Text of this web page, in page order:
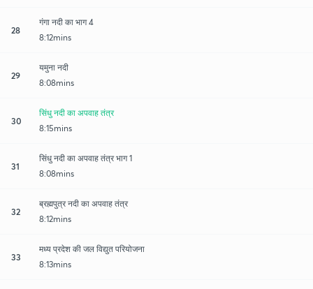
28
गंगा नदी का भाग 4
8:12mins
29
यमुना नदी
8:08mins
30
सिंधु नदी का अपवाह तंत्र
8:15mins
31
सिंधु नदी का अपवाह तंत्र भाग 1
8:08mins
32
ब्रह्मपुत्र नदी का अपवाह तंत्र
8:12mins
33
मध्य प्रदेश की जल विद्युत परियोजना
8:13mins